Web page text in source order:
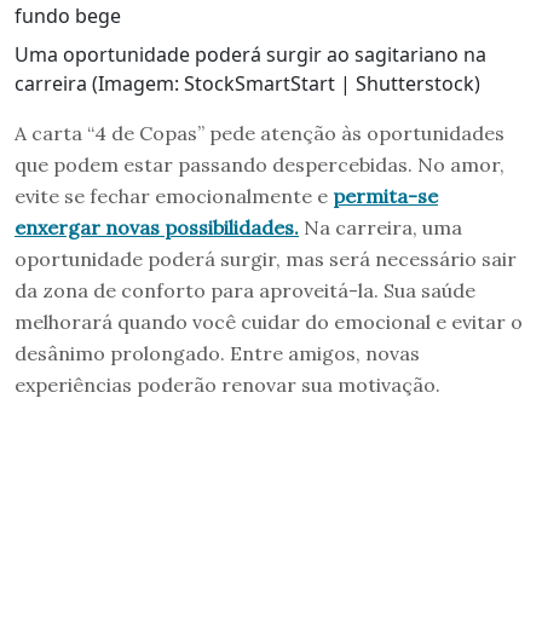
Uma oportunidade poderá surgir ao sagitariano na
carreira (Imagem: StockSmartStart | Shutterstock)
A carta “4 de Copas” pede atenção às oportunidades
que podem estar passando despercebidas. No amor,
evite se fechar emocionalmente e permita-se
enxergar novas possibilidades. Na carreira, uma
oportunidade poderá surgir, mas será necessário sair
da zona de conforto para aproveitá-la. Sua saúde
melhorará quando você cuidar do emocional e evitar o
desânimo prolongado. Entre amigos, novas
experiências poderão renovar sua motivação.